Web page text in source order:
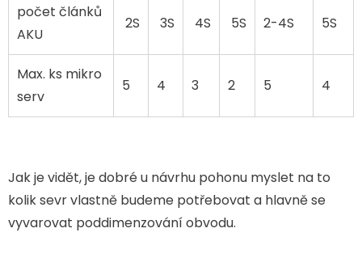
počet článků
AKU
2S 3S 4S 5S 2-4S 5S
Max. ks mikro
serv
5 4 3 2 5 4
Jak je vidět, je dobré u návrhu pohonu myslet na to
kolik sevr vlastně budeme potřebovat a hlavně se
vyvarovat poddimenzování obvodu.